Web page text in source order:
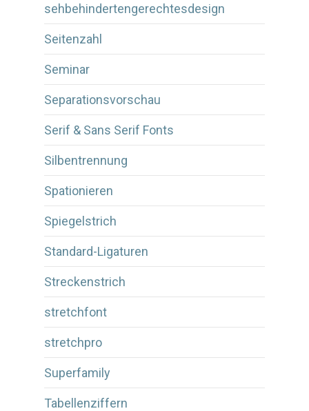
sehbehindertengerechtesdesign
Seitenzahl
Seminar
Separationsvorschau
Serif & Sans Serif Fonts
Silbentrennung
Spationieren
Spiegelstrich
Standard-Ligaturen
Streckenstrich
stretchfont
stretchpro
Superfamily
Tabellenziffern